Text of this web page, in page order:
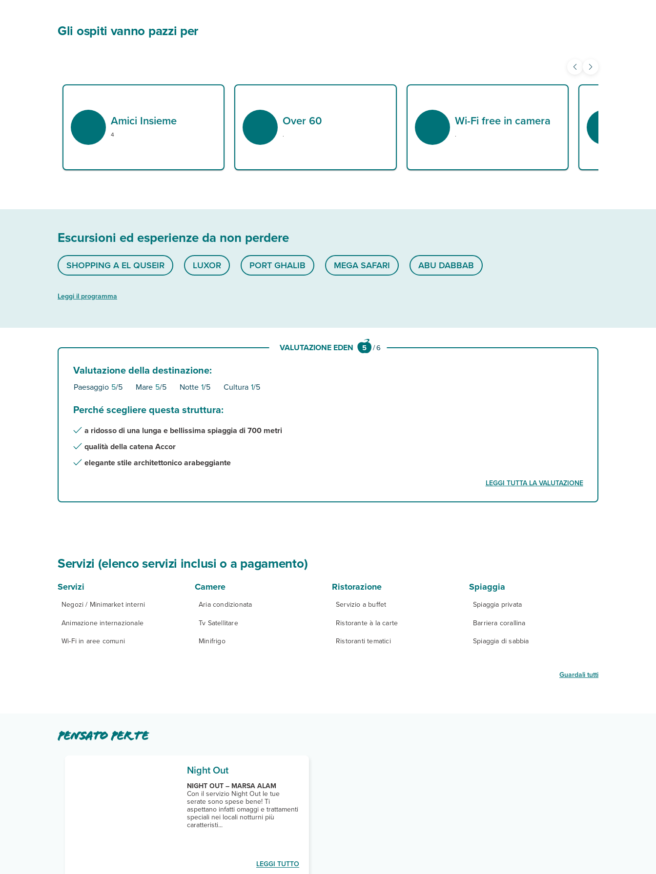
Gli ospiti vanno pazzi per
Amici Insieme
4
Over 60
.
Wi-Fi free in camera
.
Escursioni ed esperienze da non perdere
SHOPPING A EL QUSEIR LUXOR PORT GHALIB MEGA SAFARI ABU DABBAB
Leggi il programma
VALUTAZIONE EDEN 5 /6
Valutazione della destinazione:
Paesaggio 5/5 Mare 5/5 Notte 1/5 Cultura 1/5
Perché scegliere questa struttura:
a ridosso di una lunga e bellissima spiaggia di 700 metri
qualità della catena Accor
elegante stile architettonico arabeggiante
LEGGI TUTTA LA VALUTAZIONE
Servizi (elenco servizi inclusi o a pagamento)
Servizi
Negozi / Minimarket interni
Animazione internazionale
Wi-Fi in aree comuni
Camere
Aria condizionata
Tv Satellitare
Minifrigo
Ristorazione
Servizio a buffet
Ristorante à la carte
Ristoranti tematici
Spiaggia
Spiaggia privata
Barriera corallina
Spiaggia di sabbia
Guardali tutti
Pensato per te
Night Out
NIGHT OUT – MARSA ALAM
Con il servizio Night Out le tue
serate sono spese bene! Ti
aspettano infatti omaggi e trattamenti
speciali nei locali notturni più
caratteristi...
LEGGI TUTTO